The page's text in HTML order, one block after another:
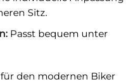
Sitz.
Passt bequem unter
den modernen Biker